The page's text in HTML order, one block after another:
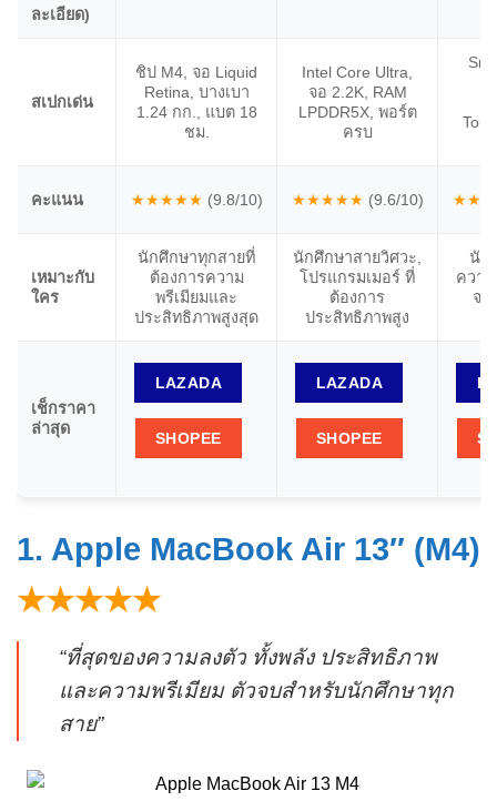
ละเอียด)
สเปกเด่น
ชิป M4, จอ Liquid
Retina, บางเบา
1.24 กก., แบต 18
ชม.
Intel Core Ultra,
จอ 2.2K, RAM
LPDDR5X, พอร์ต
ครบ
คะแนน ★★★★★ (9.8/10) ★★★★★ (9.6/10)
เหมาะกับ
ใคร
นักศึกษาทุกสายที่
ต้องการความ
พรีเมียมและ
ประสิทธิภาพสูงสุด
นักศึกษาสายวิศวะ,
โปรแกรมเมอร์ ที่
ต้องการ
ประสิทธิภาพสูง
นัก
ควา
จอ
เช็กราคา
ล่าสุด
LAZADA
SHOPEE
LAZADA
SHOPEE
1. Apple MacBook Air 13″ (M4)
★★★★★
“ที่สุดของความลงตัว ทั้งพลัง ประสิทธิภาพ
และความพรีเมียม ตัวจบสำหรับนักศึกษาทุก
สาย”